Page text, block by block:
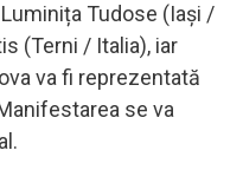
Tudose (Iași /
(Terni / Italia), iar
va fi reprezentată
se va